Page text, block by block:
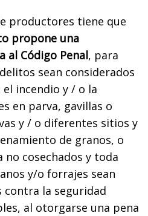
productores tiene que
propone una
al Código Penal, para
sean considerados
el incendio y / o la
en parva, gavillas o
y / o diferentes sitios y
de granos, o
cosechados y toda
y/o forrajes sean
contra la seguridad
al otorgarse una pena